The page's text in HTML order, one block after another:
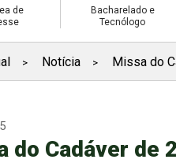
de
Bacharelado e
Tecnólogo
> Notícia > Missa do
do Cadáver de